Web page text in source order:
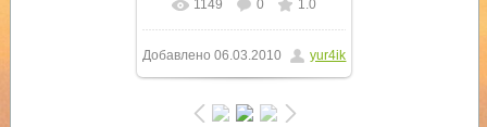
В реальном размере
1600x1200/ 189.9Kb
1149 0 1.0
Добавлено 06.03.2010 yur4ik